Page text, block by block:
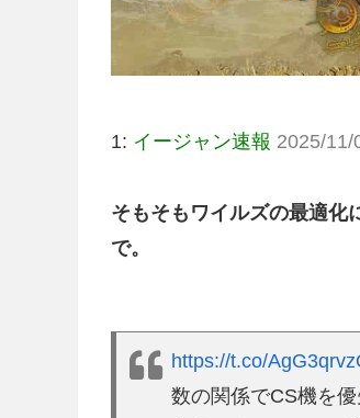
1: イージャン速報 2025/11/
そもそもワイルズの最適化
で。
https://t.co/
数の関係でCS機を